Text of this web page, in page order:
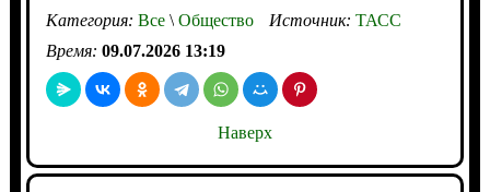
Категория: Все\Общество Источник: ТАСС
Время: 09.07.2026 13:19
Наверх